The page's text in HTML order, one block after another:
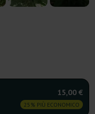
15,00 €
25% PIÙ ECONOMICO